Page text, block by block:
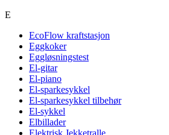
E
EcoFlow kraftstasjon
Eggkoker
Eggløsningstest
El-gitar
El-piano
El-sparkesykkel
El-sparkesykkel tilbehør
El-sykkel
Elbillader
Elektrisk Jekketralle